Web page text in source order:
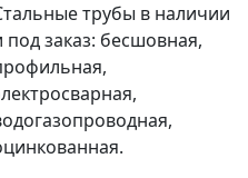
трубы в наличии
под заказ: бесшовная,